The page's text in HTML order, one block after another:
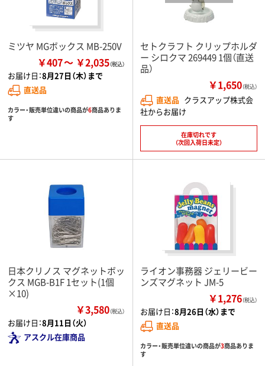
ミツヤ MGボックス MB-250V
￥407 ￥2,035
お届け日：8月27日（木）まで
直送品
カラー・販売単位違いの商品が6商品ありま
す
セトクラフト クリップホルダ
ー シロクマ 269449 1個（直送
品）
￥1,650（税込）
直送品 クラスアップ株式会
社からお届け
在庫切れです
（次回入荷日未定）
日本クリノス マグネットボッ
クス MGB-B1F 1セット(1個
×10)
￥3,580（税込）
お届け日：8月11日（火）
アスクル在庫商品
ライオン事務器 ジェリービー
ンズマグネット JM-5
￥1,276（税込）
お届け日：8月26日（水）まで
直送品
カラー・販売単位違いの商品が3商品ありま
す